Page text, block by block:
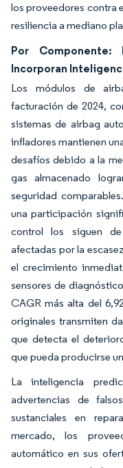
los proveedores contra
resiliencia a mediano
Por Componente:
Incorporan
Los módulos de
facturación de 2024,
sistemas de airbag
infladores mantienen
desafíos debido a la
gas almacenado
seguridad
una participación
control los siguen
afectadas por la
el crecimiento
sensores de
CAGR más alta del
originales transmiten
que detecta el
que pueda producirse
La inteligencia
advertencias de
sustanciales en
mercado, los
automático en sus